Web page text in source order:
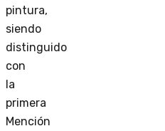
pintura,
siendo
distinguido
con
la
primera
Mención